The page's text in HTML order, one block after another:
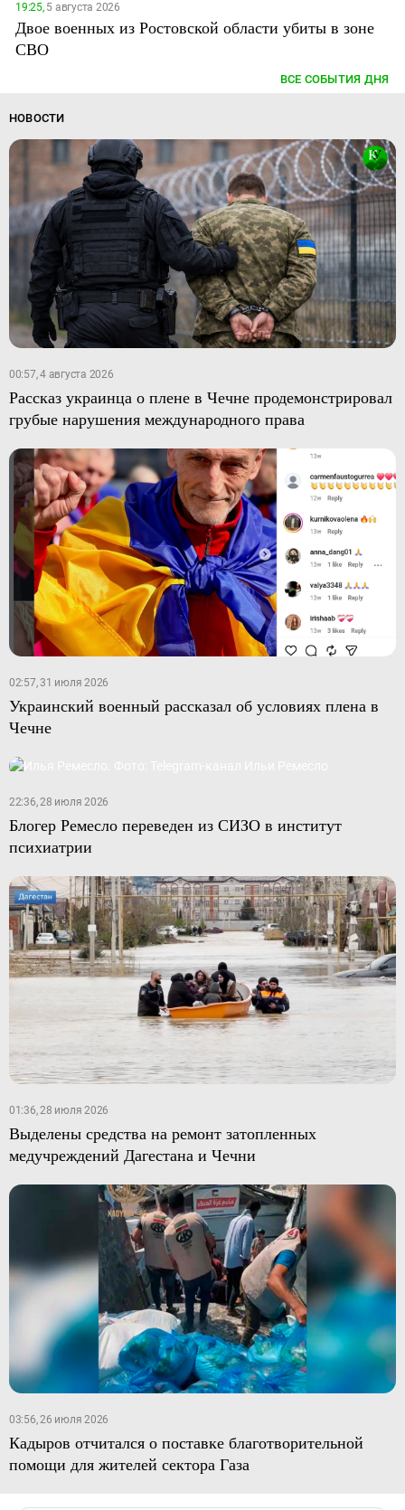
19:25,5 августа 2026
Двое военных из Ростовской области убиты в зоне
СВО
ВСЕ СОБЫТИЯ ДНЯ
НОВОСТИ
00:57, 4 августа 2026
Рассказ украинца о плене в Чечне продемонстрировал
грубые нарушения международного права
02:57, 31 июля 2026
Украинский военный рассказал об условиях плена в
Чечне
22:36, 28 июля 2026
Блогер Ремесло переведен из СИЗО в институт
психиатрии
01:36, 28 июля 2026
Выделены средства на ремонт затопленных
медучреждений Дагестана и Чечни
03:56, 26 июля 2026
Кадыров отчитался о поставке благотворительной
помощи для жителей сектора Газа